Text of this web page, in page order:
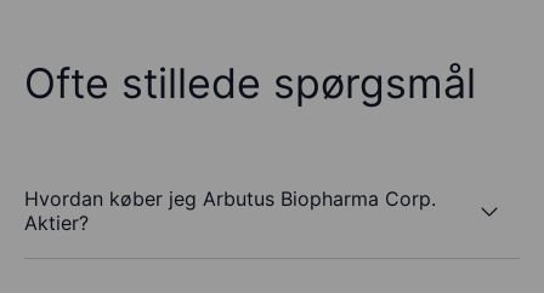
Ofte stillede spørgsmål
Hvordan køber jeg Arbutus Biopharma Corp.
Aktier?